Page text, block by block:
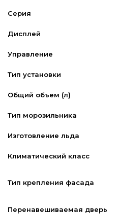
Серия
Дисплей
Управление
Тип установки
Общий объем (л)
Тип морозильника
Изготовление льда
Климатический класс
Тип крепления фасада
Перенавешиваемая дверь